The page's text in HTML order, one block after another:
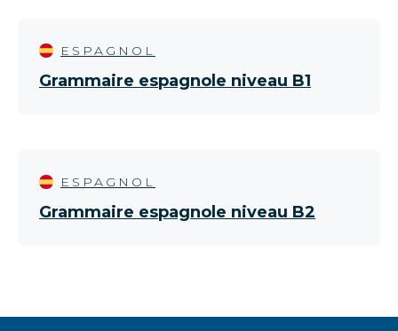
ESPAGNOL
Grammaire espagnole niveau B1
ESPAGNOL
Grammaire espagnole niveau B2